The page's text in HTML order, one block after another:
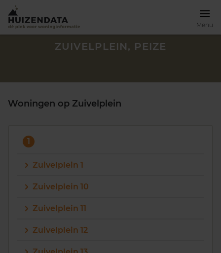
Menu
ZUIVELPLEIN, PEIZE
Woningen op Zuivelplein
1
Zuivelplein 1
Zuivelplein 10
Zuivelplein 11
Zuivelplein 12